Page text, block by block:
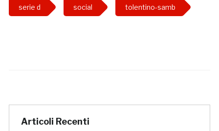
serie d social tolentino-samb
Articoli Recenti